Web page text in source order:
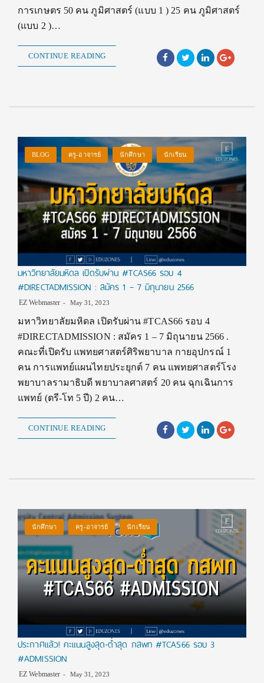
การเกษตร 50 คน ภูมิศาสตร์ (แบบ 1 ) 25 คน ภูมิศาสตร์
(แบบ 2 )…
CONTINUE READING
BLOG ครู-อาจารย์ นักศึกษา นักเรียน
มหาวิทยาลัยมหิดล เปิดรับผ่าน #TCAS66 รอบ 4
#DIRECTADMISSION : สมัคร 1 – 7 มิถุนายน 2566
EZ Webmaster May 31, 2023
มหาวิทยาลัยมหิดล เปิดรับผ่าน #TCAS66 รอบ 4
#DIRECTADMISSION : สมัคร 1 – 7 มิถุนายน 2566 .
คณะที่เปิดรับ แพทยศาสตร์ศิริพยาบาล กายอุปกรณ์ 1
คน การแพทย์แผนไทยประยุกต์ 7 คน แพทยศาสตร์โรง
พยาบาลรามาธิบดี พยาบาลศาสตร์ 20 คน ฉุกเฉินการ
แพทย์ (ตรี-โท 5 ปี) 2 คน…
CONTINUE READING
นักศึกษา ครู-อาจารย์ นักเรียน
ประกาศแล้ว! คะแนนสูงสุด-ต่ำสุด กสพท #TCAS66 รอบ 3
#ADMISSION
EZ Webmaster May 31, 2023